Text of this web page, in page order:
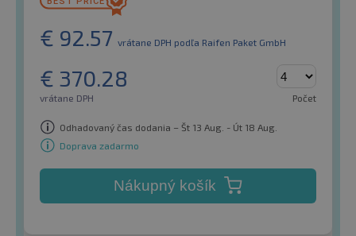
€ 92.57 vrátane DPH podľa Raifen Paket GmbH
€ 370.28
vrátane DPH Počet
Odhadovaný čas dodania – Št 13 Aug. - Út 18 Aug.
Doprava zadarmo
Nákupný košík